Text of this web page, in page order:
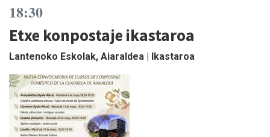
18:30
Etxe konpostaje ikastaroa
Lantenoko Eskolak, Aiaraldea | Ikastaroa